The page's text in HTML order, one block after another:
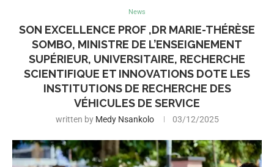
News
SON EXCELLENCE PROF ,DR MARIE-THÉRÈSE
SOMBO, MINISTRE DE L’ENSEIGNEMENT
SUPÉRIEUR, UNIVERSITAIRE, RECHERCHE
SCIENTIFIQUE ET INNOVATIONS DOTE LES
INSTITUTIONS DE RECHERCHE DES
VÉHICULES DE SERVICE
written by Medy Nsankolo 03/12/2025